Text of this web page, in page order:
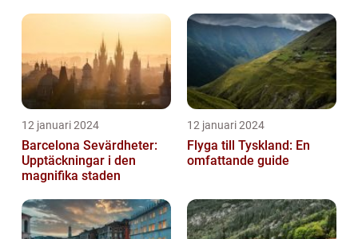
12 januari 2024
Barcelona Sevärdheter:
Upptäckningar i den
magnifika staden
12 januari 2024
Flyga till Tyskland: En
omfattande guide